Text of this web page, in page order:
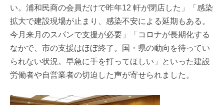
い。浦和民商の会員だけで昨年12 軒が閉店した」「感染
拡大で建設現場が止まり、感染不安による延期もある。
今月来月のスパンで支援が必要」「コロナが長期化する
なかで、市の支援はほぼ終了。国・県の動向を待ってい
られない状況。早急に手を打ってほしい」といった建設
労働者や自営業者の切迫した声が寄せられました。